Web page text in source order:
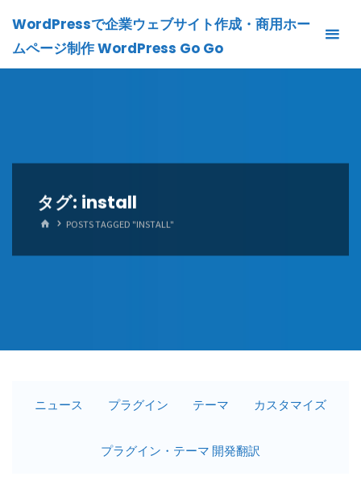
content
WordPressで企業ウェブサイト作成・商用ホー
ムページ制作 WordPress Go Go
タグ: install
HOMEPOSTS TAGGED "INSTALL"
ニュース プラグイン テーマ カスタマイズ
プラグイン・テーマ 開発翻訳